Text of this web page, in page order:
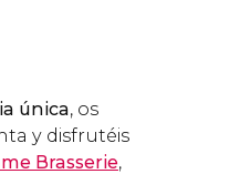
única, os
y disfrutéis
Brasserie,